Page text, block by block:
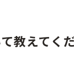
教えてく